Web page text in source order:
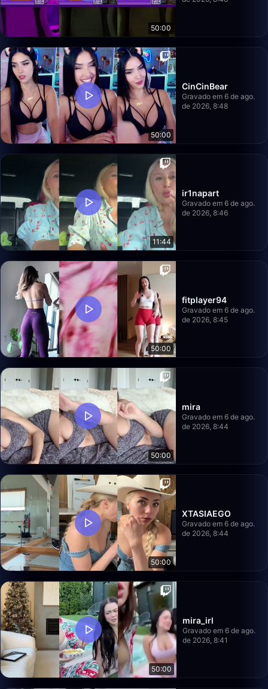
50:00
50:00
CinCinBear
Gravado em 6 de ago.
de 2026, 8:48
11:44
ir1napart
Gravado em 6 de ago.
de 2026, 8:46
50:00
fitplayer94
Gravado em 6 de ago.
de 2026, 8:45
50:00
mira
Gravado em 6 de ago.
de 2026, 8:44
50:00
XTASIAEGO
Gravado em 6 de ago.
de 2026, 8:44
50:00
mira_irl
Gravado em 6 de ago.
de 2026, 8:41